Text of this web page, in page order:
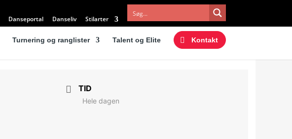
Danseportal Danseliv Stilarter
Turnering og ranglister Talent og Elite Kontakt
TID
Hele dagen